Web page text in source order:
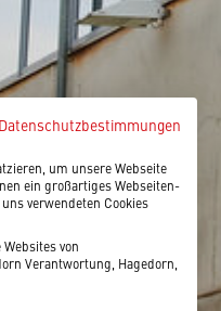
Datenschutzbestimmungen
um unsere Webseite
ein großartiges Webseiten-
verwendeten Cookies
von
Verantwortung, Hagedorn,